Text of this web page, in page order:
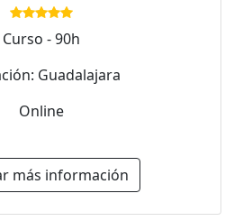
Curso - 90h
Guadalajara
Online
más información